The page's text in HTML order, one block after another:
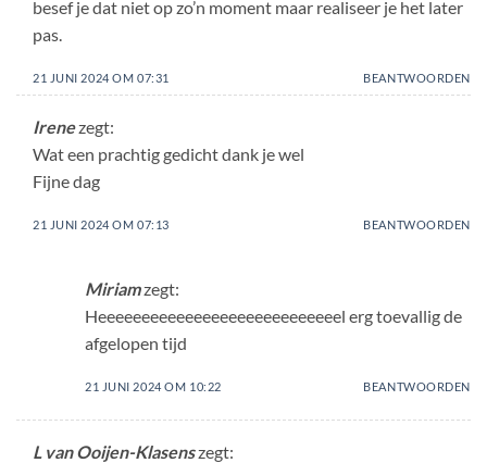
besef je dat niet op zo’n moment maar realiseer je het later
pas.
21 JUNI 2024 OM 07:31 BEANTWOORDEN
Irenezegt:
Wat een prachtig gedicht dank je wel
Fijne dag
21 JUNI 2024 OM 07:13 BEANTWOORDEN
Miriamzegt:
Heeeeeeeeeeeeeeeeeeeeeeeeeeeel erg toevallig de
afgelopen tijd
21 JUNI 2024 OM 10:22 BEANTWOORDEN
L van Ooijen-Klasenszegt: